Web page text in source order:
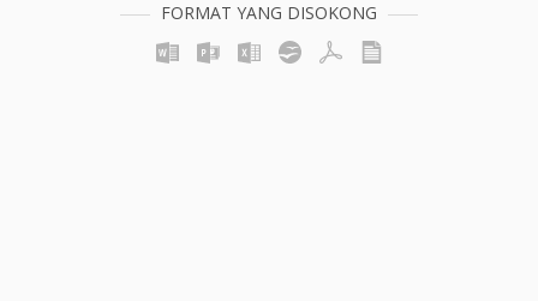
FORMAT YANG DISOKONG